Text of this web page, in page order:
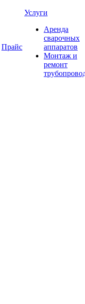
Прайс
Услуги
Аренда
сварочных
аппаратов
Монтаж и
ремонт